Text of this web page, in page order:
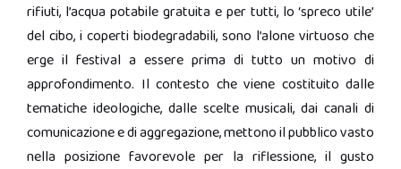
rifiuti, l’acqua potabile gratuita e per tutti, lo ‘spreco utile’
del cibo, i coperti biodegradabili, sono l’alone virtuoso che
erge il festival a essere prima di tutto un motivo di
approfondimento. Il contesto che viene costituito dalle
tematiche ideologiche, dalle scelte musicali, dai canali di
comunicazione e di aggregazione, mettono il pubblico vasto
nella posizione favorevole per la riflessione, il gusto